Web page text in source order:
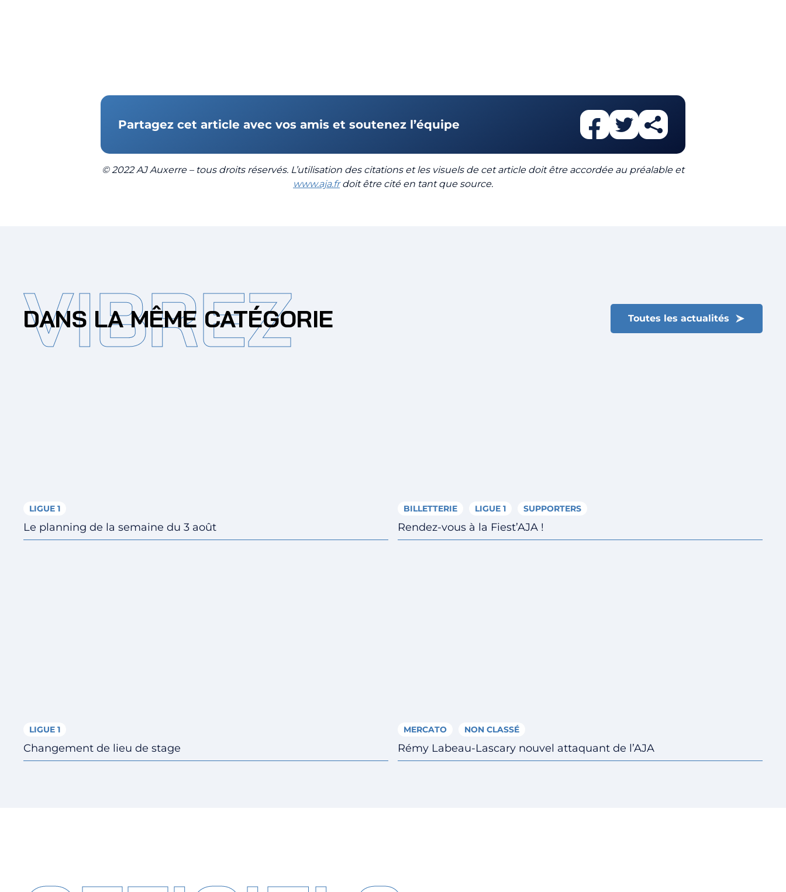
Fermer le menu
Partagez cet article avec vos amis et soutenez l’équipe
© 2022 AJ Auxerre – tous droits réservés. L’utilisation des citations et les visuels de cet article doit être accordée au préalable et
www.aja.frdoit être cité en tant que source.
VIBREZ
DANS LA MÊME CATÉGORIE Toutes les actualités
LIGUE 1
Le planning de la semaine du 3 août
BILLETTERIE LIGUE 1 SUPPORTERS
Rendez-vous à la Fiest’AJA !
LIGUE 1
Changement de lieu de stage
MERCATO NON CLASSÉ
Rémy Labeau-Lascary nouvel attaquant de l’AJA